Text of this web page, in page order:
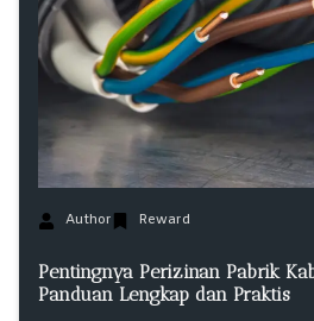
Author Reward
Pentingnya Perizinan Pabrik
Panduan Lengkap dan Praktis